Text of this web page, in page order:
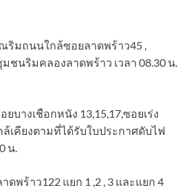
ริมถนนใกล้ซอยลาดพร้าว45 ,
ชนริมคลองลาดพร้าว เวลา 08.30 น.
บางเชือกหนัง 13,15,17,ซอยเร่ง
เคียงตามที่ได้รับใบประกาศดับไฟ
น.
พร้าว122 แยก 1 ,2 , 3 และแยก 4